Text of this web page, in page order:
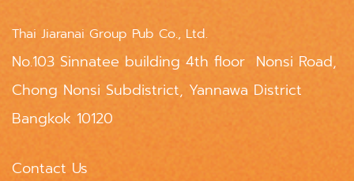
Thai Jiaranai Group Pub Co., Ltd.
No.103 Sinnatee building 4th floor Nonsi Road,
Chong Nonsi Subdistrict, Yannawa District
Bangkok 10120
Contact Us